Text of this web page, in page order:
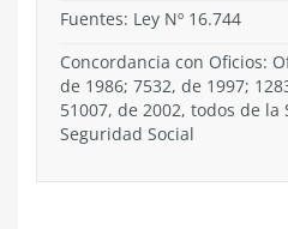
Fuentes: Ley Nº 16.744
Concordancia con Oficios:
de 1986; 7532, de 1997;
51007, de 2002, todos de
Seguridad Social